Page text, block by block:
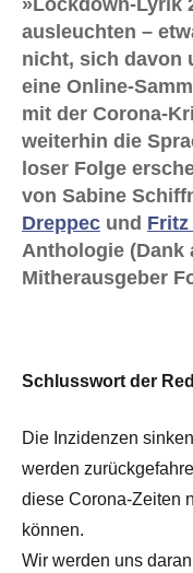
»Lockdown-Lyrik
ausleuchten –
nicht, sich davon
eine Online-
mit der Corona-
weiterhin die
loser Folge
von Sabine
Dreppec und Fritz
Anthologie (Dank
Mitherausgeber
Schlusswort der
Die Inzidenzen
werden
diese Corona-Zeiten
können.
Wir werden uns